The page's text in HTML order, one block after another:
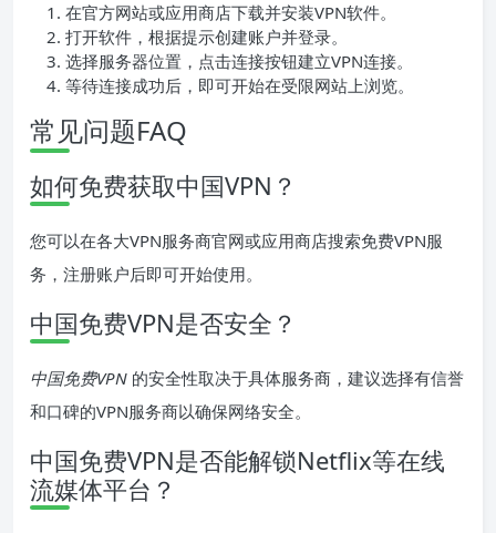
在官方网站或应用商店下载并安装VPN软件。
打开软件，根据提示创建账户并登录。
选择服务器位置，点击连接按钮建立VPN连接。
等待连接成功后，即可开始在受限网站上浏览。
常见问题FAQ
如何免费获取中国VPN？
您可以在各大VPN服务商官网或应用商店搜索免费VPN服
务，注册账户后即可开始使用。
中国免费VPN是否安全？
中国免费VPN 的安全性取决于具体服务商，建议选择有信誉
和口碑的VPN服务商以确保网络安全。
中国免费VPN是否能解锁Netflix等在线
流媒体平台？